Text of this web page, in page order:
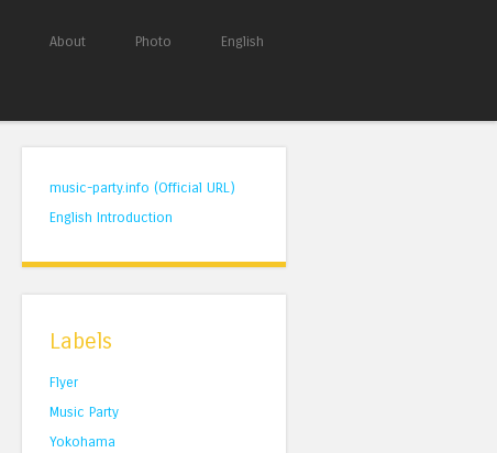
About Photo English
music-party.info (Official URL)
English Introduction
Labels
Flyer
Music Party
Yokohama